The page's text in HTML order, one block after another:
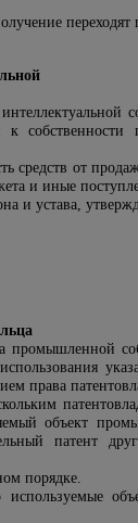
переходят
к
средств от
и иные
и устава,
промышленной
права
объект
патент
порядке.